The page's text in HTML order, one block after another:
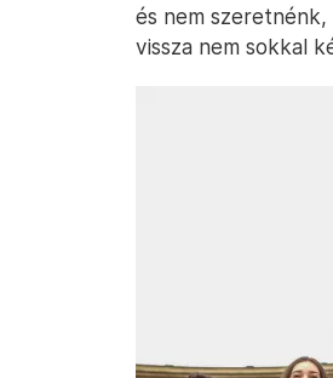
és nem
vissza nem sokkal